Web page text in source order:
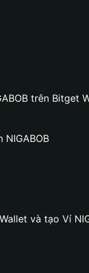
trên Bitget
và tạo Ví